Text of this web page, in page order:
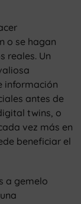
o se hagan
reales. Un
información
antes de
twins, o
vez más en
beneficiar el
a gemelo